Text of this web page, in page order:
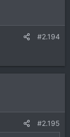
#2.194
#2.195